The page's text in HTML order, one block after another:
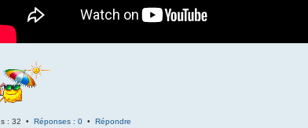
: 32 • Réponses : 0 • Répondre